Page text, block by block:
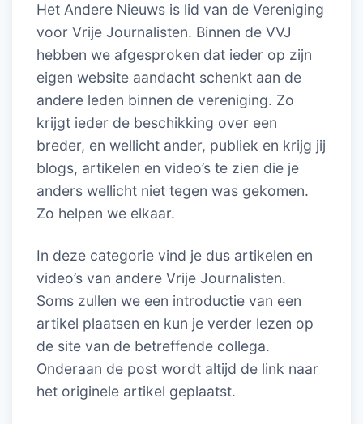
Het Andere Nieuws is lid van de Vereniging
voor Vrije Journalisten. Binnen de VVJ
hebben we afgesproken dat ieder op zijn
eigen website aandacht schenkt aan de
andere leden binnen de vereniging. Zo
krijgt ieder de beschikking over een
breder, en wellicht ander, publiek en krijg jij
blogs, artikelen en video’s te zien die je
anders wellicht niet tegen was gekomen.
Zo helpen we elkaar.
In deze categorie vind je dus artikelen en
video’s van andere Vrije Journalisten.
Soms zullen we een introductie van een
artikel plaatsen en kun je verder lezen op
de site van de betreffende collega.
Onderaan de post wordt altijd de link naar
het originele artikel geplaatst.